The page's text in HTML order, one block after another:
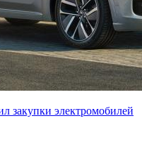
закупки электромобилей